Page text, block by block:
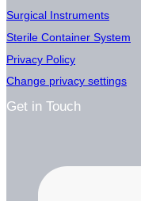
Surgical Instruments
Sterile Container System
Privacy Policy
Change privacy settings
Get in Touch